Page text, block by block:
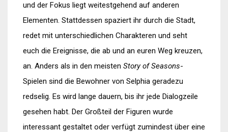
und der Fokus liegt weitestgehend auf anderen
Elementen. Stattdessen spaziert ihr durch die Stadt,
redet mit unterschiedlichen Charakteren und seht
euch die Ereignisse, die ab und an euren Weg kreuzen,
an. Anders als in den meisten Story of Seasons-
Spielen sind die Bewohner von Selphia geradezu
redselig. Es wird lange dauern, bis ihr jede Dialogzeile
gesehen habt. Der Großteil der Figuren wurde
interessant gestaltet oder verfügt zumindest über eine